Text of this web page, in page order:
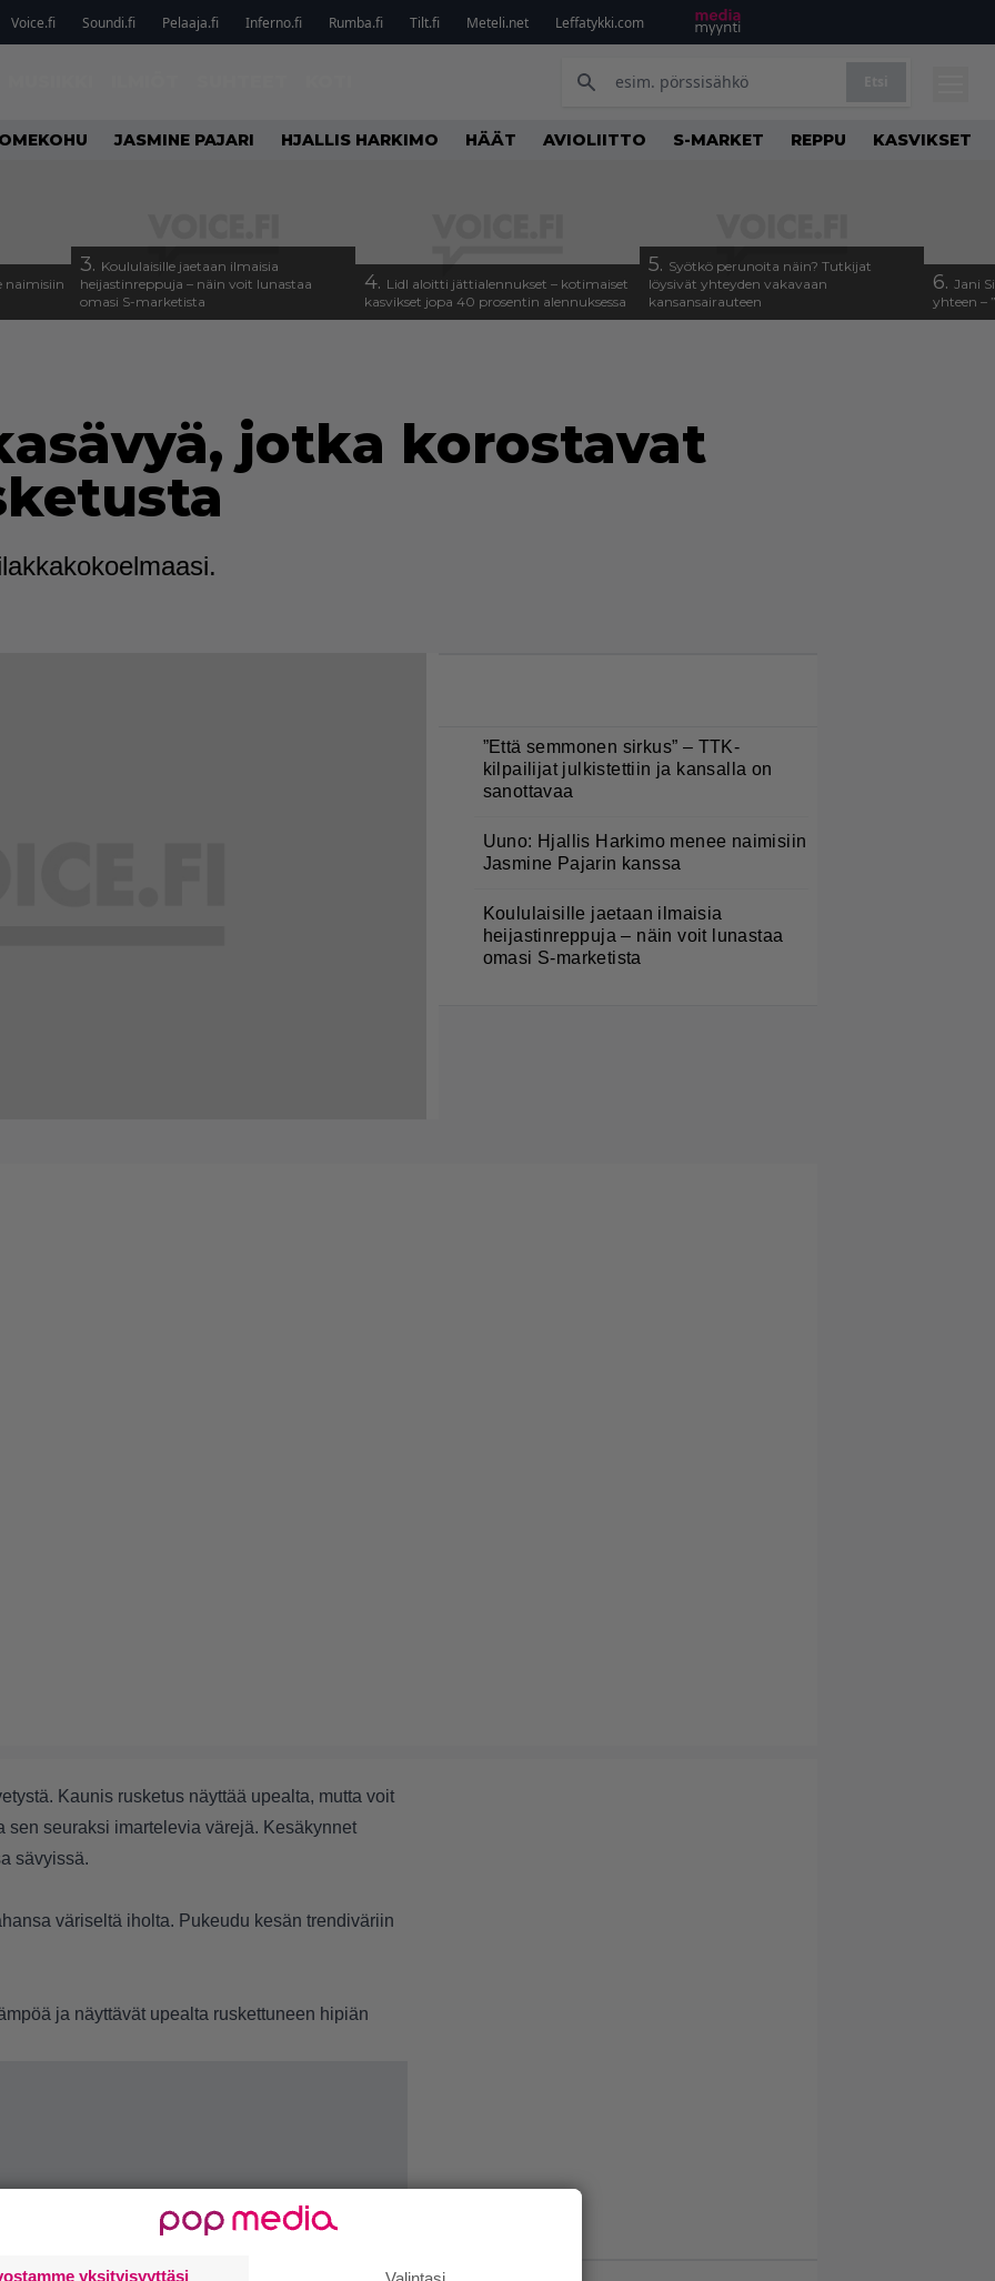
Voice.fi Soundi.fi Pelaaja.fi Inferno.fi Rumba.fi Tilt.fi Meteli.net Leffatykki.com
JASMINE PAJARI HJALLIS HARKIMO HÄÄT AVIOLIITTO S-MARKET REPPU KASVIKSET
naimisiin
3. Koululaisille jaetaan ilmaisia
heijastinreppuja – näin voit lunastaa
omasi S-marketista
4. Lidl aloitti jättialennukset – kotimaiset
kasvikset jopa 40 prosentin alennuksessa
5. Syötkö perunoita näin? Tutkijat
löysivät yhteyden vakavaan
kansansairauteen
6. Jani
yhteen –
jotka korostavat
”Että semmonen sirkus” – TTK-
kilpailijat julkistettiin ja kansalla on
sanottavaa
Uuno: Hjallis Harkimo menee naimisiin
Jasmine Pajarin kanssa
Koululaisille jaetaan ilmaisia
heijastinreppuja – näin voit lunastaa
omasi S-marketista
Kaunis rusketus näyttää upealta, mutta voit
sen seuraksi imartelevia värejä. Kesäkynnet
sävyissä.
väriseltä iholta. Pukeudu kesän trendiväriin
ja näyttävät upealta ruskettuneen hipiän
yksityisyyttäsi